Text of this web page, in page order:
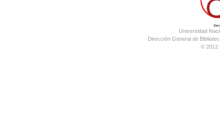
Universidad
Dirección General de
© 2012